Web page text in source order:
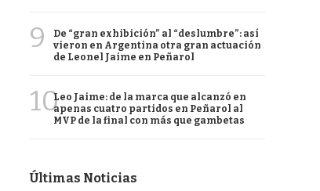
9
De “gran exhibición” al “deslumbre”: así
vieron en Argentina otra gran actuación
de Leonel Jaime en Peñarol
10Leo Jaime: de la marca que alcanzó en
apenas cuatro partidos en Peñarol al
MVP de la final con más que gambetas
Últimas Noticias